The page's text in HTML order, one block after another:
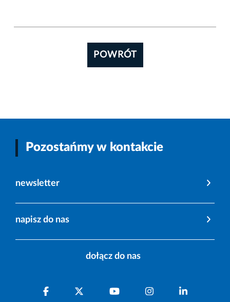
POWRÓT
Pozostańmy w kontakcie
newsletter
napisz do nas
dołącz do nas